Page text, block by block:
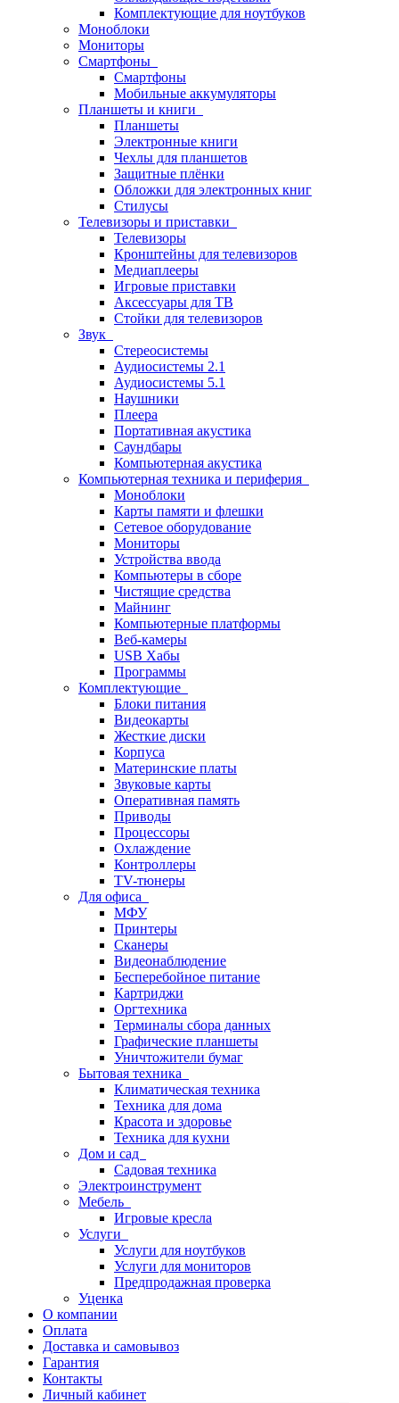
Комплектующие для ноутбуков
Моноблоки
Мониторы
Смартфоны
Смартфоны
Мобильные аккумуляторы
Планшеты и книги
Планшеты
Электронные книги
Чехлы для планшетов
Защитные плёнки
Обложки для электронных книг
Стилусы
Телевизоры и приставки
Телевизоры
Кронштейны для телевизоров
Медиаплееры
Игровые приставки
Аксессуары для ТВ
Стойки для телевизоров
Звук
Стереосистемы
Аудиосистемы 2.1
Аудиосистемы 5.1
Наушники
Плеера
Портативная акустика
Саундбары
Компьютерная акустика
Компьютерная техника и периферия
Моноблоки
Карты памяти и флешки
Сетевое оборудование
Мониторы
Устройства ввода
Компьютеры в сборе
Чистящие средства
Майнинг
Компьютерные платформы
Веб-камеры
USB Хабы
Программы
Комплектующие
Блоки питания
Видеокарты
Жесткие диски
Корпуса
Материнские платы
Звуковые карты
Оперативная память
Приводы
Процессоры
Охлаждение
Контроллеры
TV-тюнеры
Для офиса
МФУ
Принтеры
Сканеры
Видеонаблюдение
Бесперебойное питание
Картриджи
Оргтехника
Терминалы сбора данных
Графические планшеты
Уничтожители бумаг
Бытовая техника
Климатическая техника
Техника для дома
Красота и здоровье
Техника для кухни
Дом и сад
Садовая техника
Электроинструмент
Мебель
Игровые кресла
Услуги
Услуги для ноутбуков
Услуги для мониторов
Предпродажная проверка
Уценка
О компании
Оплата
Доставка и самовывоз
Гарантия
Контакты
Личный кабинет